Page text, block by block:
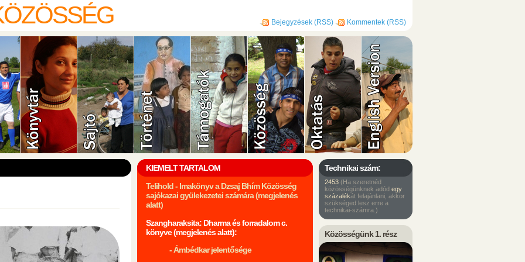
Bejegyzések (RSS) Kommentek (RSS)
Technikai szám:
2453 (Ha szeretnéd
közösségünknek adód egy
százalékát felajánlani, akkor
szükséged lesz erre a
technikai-számra.)
Közösségünk 1. rész
KIEMELT TARTALOM
Telihold - Imakönyv a Dzsaj Bhím Közösség
sajókazai gyülekezetei számára (megjelenés
alatt)
Szangharaksita: Dharma és forradalom c.
könyve (megjelenés alatt):
- Ámbédkar jelentősége